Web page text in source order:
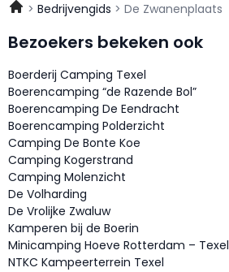
Bedrijvengids De Zwanenplaats
Bezoekers bekeken ook
Boerderij Camping Texel
Boerencamping “de Razende Bol”
Boerencamping De Eendracht
Boerencamping Polderzicht
Camping De Bonte Koe
Camping Kogerstrand
Camping Molenzicht
De Volharding
De Vrolijke Zwaluw
Kamperen bij de Boerin
Minicamping Hoeve Rotterdam – Texel
NTKC Kampeerterrein Texel